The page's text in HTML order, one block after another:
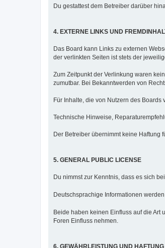
Du gestattest dem Betreiber darüber
4. EXTERNE LINKS UND
Das Board kann Links zu externen
der verlinkten Seiten ist stets der
Zum Zeitpunkt der Verlinkung waren
zumutbar. Bei Bekanntwerden von
Für Inhalte, die von Nutzern des
Technische Hinweise,
Der Betreiber übernimmt keine Haftung
5. GENERAL PUBLIC LICENSE
Du nimmst zur Kenntnis, dass es sich
Deutschsprachige Informationen
Beide haben keinen Einfluss auf die Art
Foren Einfluss nehmen.
6. GEWÄHRLEISTUNG UND HAFTUNG